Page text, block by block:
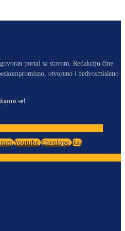
portal sa stavom. Redakciju čine
otvoreno i nedvosmisleno
se!
Youtube Envelope Rss